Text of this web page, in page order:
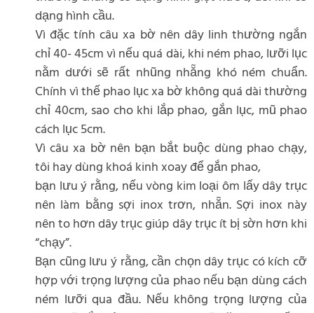
dạng hình cầu.
Vì đặc tính câu xa bờ nên dây linh thường ngắn
chỉ 40- 45cm vì nếu quá dài, khi ném phao, lưỡi lục
nằm dưới sẽ rất nhũng nhẵng khó ném chuẩn.
Chính vì thế phao lục xa bờ không quá dài thường
chỉ 40cm, sao cho khi lắp phao, gắn lục, mũ phao
cách lục 5cm.
Vì câu xa bờ nên bạn bắt buộc dùng phao chạy,
tôi hay dùng khoá kinh xoay để gắn phao,
bạn lưu ý rằng, nếu vòng kim loại ôm lấy dây trục
nên làm bằng sợi inox trơn, nhẵn. Sợi inox này
nên to hơn dây trục giúp dây trục ít bị sờn hơn khi
“chạy”.
Bạn cũng lưu ý rằng, cần chọn dây trục có kích cỡ
hợp với trọng lượng của phao nếu bạn dùng cách
ném lưỡi qua đầu. Nếu không trọng lượng của